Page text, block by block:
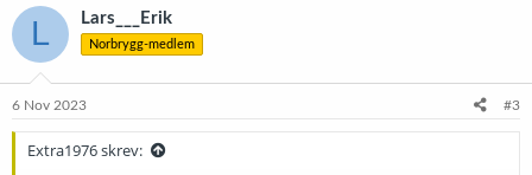
L Lars___Erik
Norbrygg-medlem
6 Nov 2023 #3
Extra1976 skrev: